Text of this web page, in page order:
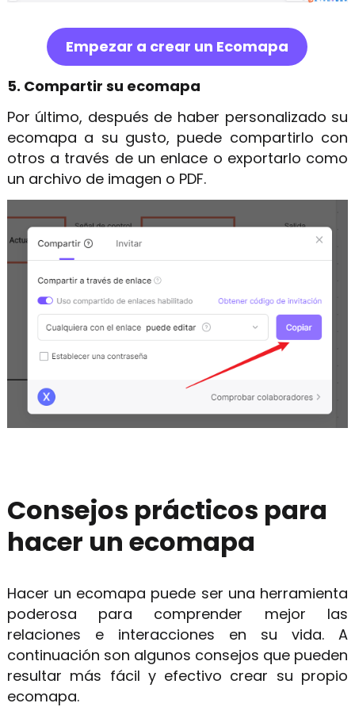
Empezar a crear un Ecomapa
5. Compartir su ecomapa
Por último, después de haber personalizado su
ecomapa a su gusto, puede compartirlo con
otros a través de un enlace o exportarlo como
un archivo de imagen o PDF.
Consejos prácticos para
hacer un ecomapa
Hacer un ecomapa puede ser una herramienta
poderosa para comprender mejor las
relaciones e interacciones en su vida. A
continuación son algunos consejos que pueden
resultar más fácil y efectivo crear su propio
ecomapa.